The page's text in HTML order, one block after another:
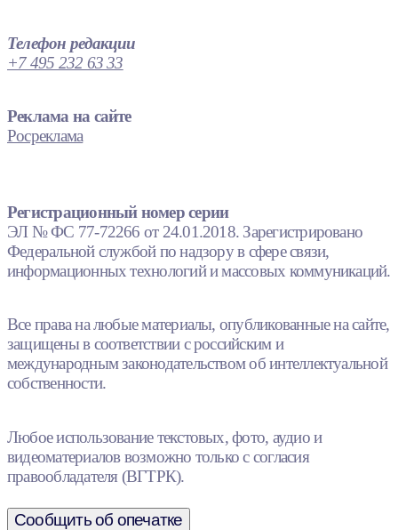
Телефон редакции
+7 495 232 63 33
Реклама на сайте
Росреклама
Регистрационный номер серии
ЭЛ № ФС 77-72266 от 24.01.2018. Зарегистрировано
Федеральной службой по надзору в сфере связи,
информационных технологий и массовых коммуникаций.
Все права на любые материалы, опубликованные на сайте,
защищены в соответствии с российским и
международным законодательством об интеллектуальной
собственности.
Любое использование текстовых, фото, аудио и
видеоматериалов возможно только с согласия
правообладателя (ВГТРК).
Сообщить об опечатке